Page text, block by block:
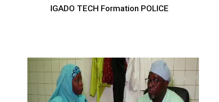
IGADO TECH Formation POLICE